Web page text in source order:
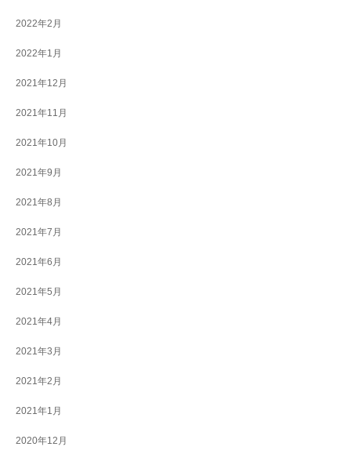
2022年2月
2022年1月
2021年12月
2021年11月
2021年10月
2021年9月
2021年8月
2021年7月
2021年6月
2021年5月
2021年4月
2021年3月
2021年2月
2021年1月
2020年12月